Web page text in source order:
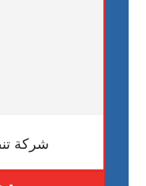
شركة